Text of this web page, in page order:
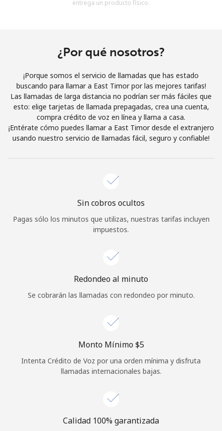
Al abrir una cuenta en este sitio web, estoy de acuerdo con
Únete
¡Hola!
Inicia sesión oREGÍSTRATE →
¿Olvidaste tu contraseña? →
Iniciar Sesión
entrega un producto físico.
¿Por qué nosotros?
¡Porque somos el servicio de llamadas que has estado
buscando para llamar a East Timor por las mejores tarifas!
Las llamadas de larga distancia no podrían ser más fáciles que
esto: elige tarjetas de llamada prepagadas, crea una cuenta,
compra crédito de voz en línea y llama a casa.
¡Entérate cómo puedes llamar a East Timor desde el extranjero
usando nuestro servicio de llamadas fácil, seguro y confiable!
Sin cobros ocultos
Pagas sólo los minutos que utilizas, nuestras tarifas incluyen
impuestos.
Redondeo al minuto
Se cobrarán las llamadas con redondeo por minuto.
Monto Mínimo ⁦$5⁩
Intenta Crédito de Voz por una orden mínima y disfruta
llamadas internacionales bajas.
Calidad 100% garantizada